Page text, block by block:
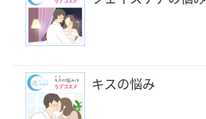
キスの悩み